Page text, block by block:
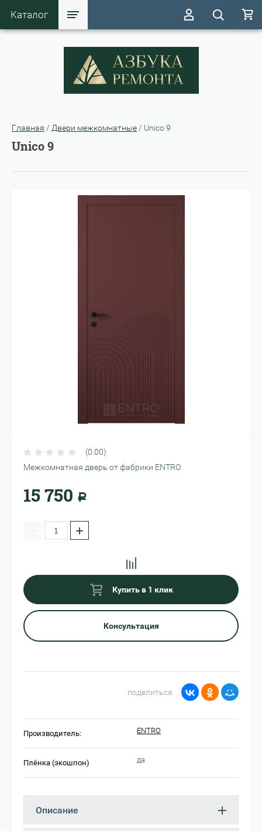
Каталог
Главная / Двери межкомнатные / Unico 9
Unico 9
(0.00)
Межкомнатная дверь от фабрики ENTRO
15 750 Р
− +
Купить в 1 клик
Консультация
поделиться
Производитель: ENTRO
Плёнка (экошпон) да
Описание